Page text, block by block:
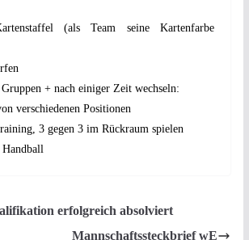
(als Team seine Kartenfarbe
+ nach einiger Zeit wechseln:
verschiedenen Positionen
3 gegen 3 im Rückraum spielen
Handball
erfolgreich absolviert
Mannschaftssteckbrief wE